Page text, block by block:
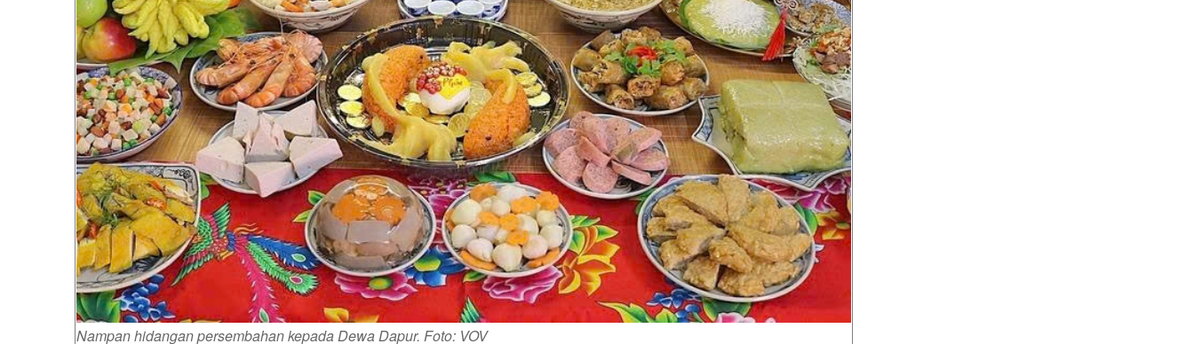
Nampan hidangan persembahan kepada Dewa Dapur. Foto: VOV